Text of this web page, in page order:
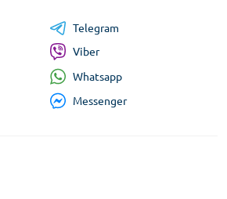
Telegram
Viber
Whatsapp
Messenger